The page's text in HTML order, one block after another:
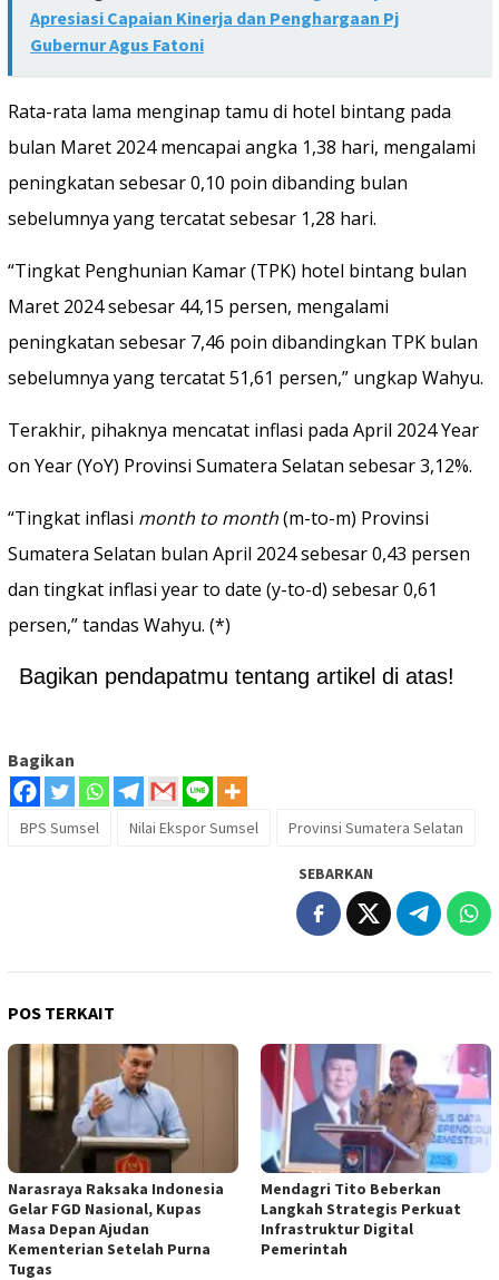
Apresiasi Capaian Kinerja dan Penghargaan Pj
Gubernur Agus Fatoni
Rata-rata lama menginap tamu di hotel bintang pada
bulan Maret 2024 mencapai angka 1,38 hari, mengalami
peningkatan sebesar 0,10 poin dibanding bulan
sebelumnya yang tercatat sebesar 1,28 hari.
“Tingkat Penghunian Kamar (TPK) hotel bintang bulan
Maret 2024 sebesar 44,15 persen, mengalami
peningkatan sebesar 7,46 poin dibandingkan TPK bulan
sebelumnya yang tercatat 51,61 persen,” ungkap Wahyu.
Terakhir, pihaknya mencatat inflasi pada April 2024 Year
on Year (YoY) Provinsi Sumatera Selatan sebesar 3,12%.
“Tingkat inflasi month to month(m-to-m) Provinsi
Sumatera Selatan bulan April 2024 sebesar 0,43 persen
dan tingkat inflasi year to date (y-to-d) sebesar 0,61
persen,” tandas Wahyu. (*)
Bagikan pendapatmu tentang artikel di atas!
Bagikan
BPS Sumsel Nilai Ekspor Sumsel Provinsi Sumatera Selatan
SEBARKAN
POS TERKAIT
Narasraya Raksaka Indonesia
Gelar FGD Nasional, Kupas
Masa Depan Ajudan
Kementerian Setelah Purna
Tugas
Mendagri Tito Beberkan
Langkah Strategis Perkuat
Infrastruktur Digital
Pemerintah